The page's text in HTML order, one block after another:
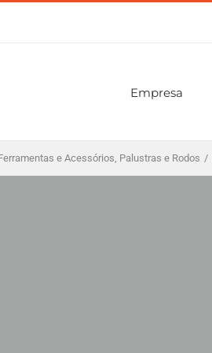
Empresa
e Acessórios, Palustras e Rodos /